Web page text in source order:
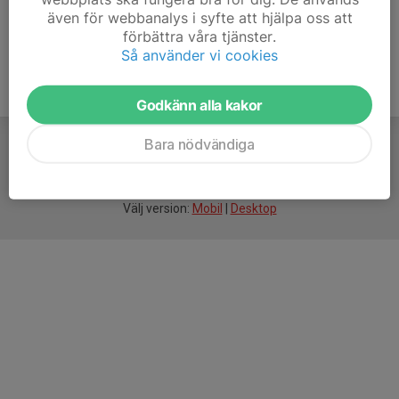
Välj version: Mobil Desktop
även för webbanalys i syfte att hjälpa oss att
förbättra våra tjänster.
Så använder vi cookies
Godkänn alla kakor
Bara nödvändiga